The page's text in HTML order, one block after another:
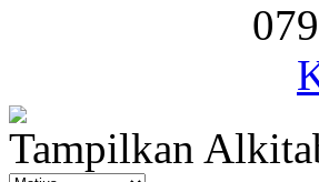
Tampilkan